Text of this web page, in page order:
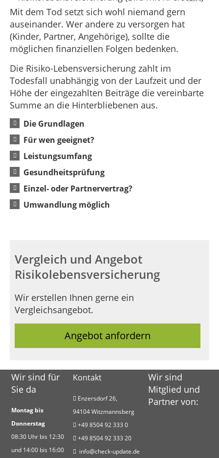
Mit dem Tod setzt sich wohl niemand gern
auseinander. Wer andere zu versorgen hat
(Kinder, Partner, Angehörige), sollte die
möglichen finanziellen Folgen bedenken.
Die Risiko-Lebensversicherung zahlt im
Todesfall unabhängig von der Laufzeit und der
Höhe der eingezahlten Beiträge die vereinbarte
Summe an die Hinterbliebenen aus.
Die Grundlagen
Für wen geeignet?
Leistungsumfang
Gesundheitsprüfung
Einzel- oder Partnervertrag?
Umwandlung möglich
Vergleich und Angebot
Risikolebensversicherung
Wir erstellen Ihnen gerne ein
Vergleichsangebot.
Angebot anfordern
Wir sind für
Sie da
Montag bis
Donnerstag
08:30 Uhr bis 12:30
und 14:00 bis 16:00
Kontakt
Enzersdorf 26,
94104 Witzmannsberg
+49 8504 92 333 0
+49 8504 92 333 20
info@check-update.de
Wir sind
Mitglied und
Partner von: